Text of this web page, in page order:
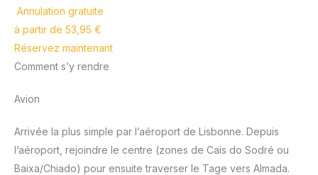
Annulation gratuite
à partir de 53,95 €
Réservez maintenant
Comment s’y rendre
Avion
Arrivée la plus simple par l’aéroport de Lisbonne. Depuis
l’aéroport, rejoindre le centre (zones de Cais do Sodré ou
Baixa/Chiado) pour ensuite traverser le Tage vers Almada.